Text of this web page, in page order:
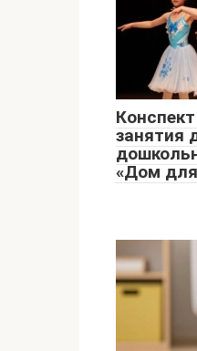
занятия
«Дом